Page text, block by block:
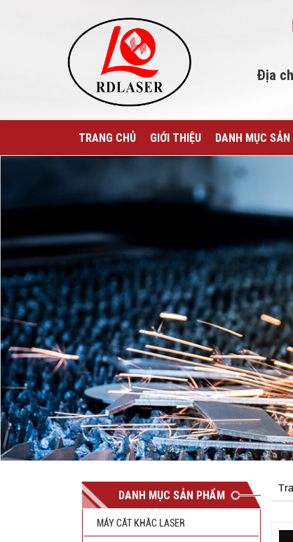
Địa
TRANG CHỦ GIỚI THIỆU DANH MỤC
DANH MỤC SẢN PHẨM
MÁY CẮT KHẮC LASER